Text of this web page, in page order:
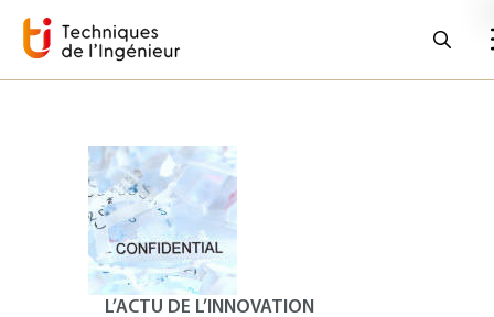
L’ACTU DE L’INNOVATION